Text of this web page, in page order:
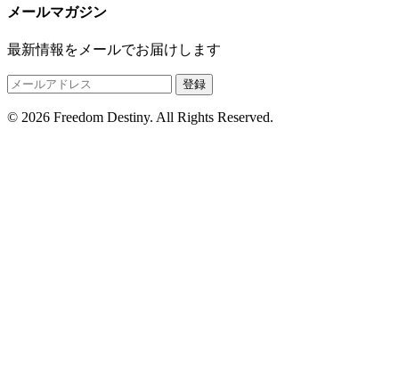
メールマガジン
最新情報をメールでお届けします
登録
© 2026 Freedom Destiny. All Rights Reserved.